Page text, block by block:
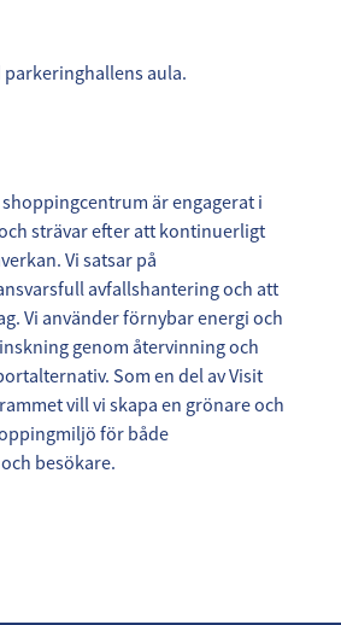
aula.
shoppingcentrum är engagerat i
strävar efter att kontinuerligt
Vi satsar på
avfallshantering och att
Vi använder förnybar energi och
genom återvinning och
Som en del av Visit
vill vi skapa en grönare och
för både
besökare.